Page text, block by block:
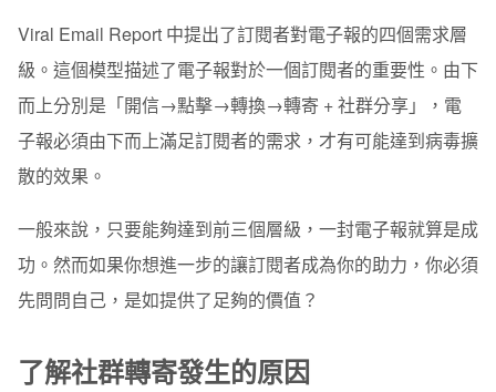
Viral Email Report 中提出了訂閱者對電子報的四個需求層
級。這個模型描述了電子報對於一個訂閱者的重要性。由下
而上分別是「開信→點擊→轉換→轉寄 + 社群分享」，電
子報必須由下而上滿足訂閱者的需求，才有可能達到病毒擴
散的效果。
一般來說，只要能夠達到前三個層級，一封電子報就算是成
功。然而如果你想進一步的讓訂閱者成為你的助力，你必須
先問問自己，是如提供了足夠的價值？
了解社群轉寄發生的原因